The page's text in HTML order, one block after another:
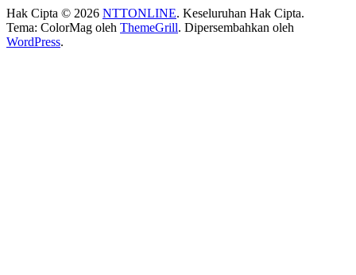
Hak Cipta © 2026 NTTONLINE. Keseluruhan Hak Cipta.
Tema: ColorMag oleh ThemeGrill. Dipersembahkan oleh
WordPress.